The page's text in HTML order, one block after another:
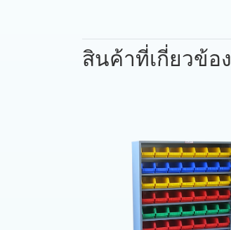
สินค้าที่เกี่ยวข้อง